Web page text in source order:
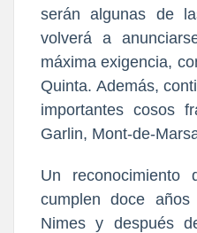
serán algunas de
volverá a
máxima exigencia,
Quinta. Además,
importantes cosos
Garlin, Mont-de-
Un reconocimiento
cumplen doce
Nimes y después